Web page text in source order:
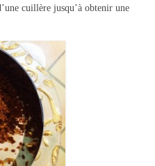
cuillère jusqu’à obtenir une